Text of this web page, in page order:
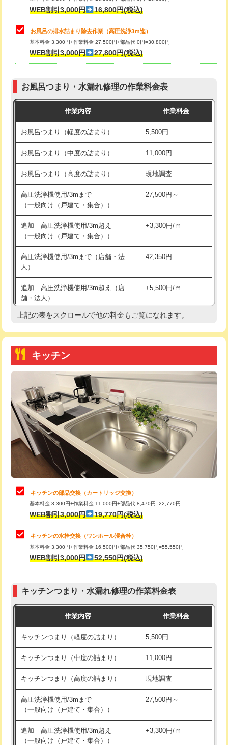
小便器トイレ脱着
その他部品の脱着 8,800円～
交換・取付（タンク）
交換・取付（普通便座） 11,000円+材料費
交換・取付（温水洗浄便座） 16,500円+材料費
交換・取付(単水栓（壁付・デッキ
式）)
13,200円+材料費
交換・取付(混合水栓（壁付・デッキ
式・ワンホール）)
16,500円+材料費
交換・取付(排水栓・排水トラップ
（P/S/ポップアップ））
22,000円+材料費
交換・取付（その他部品） 11,000円+材料費
持込商品取付（単水栓） 13,200円
持込商品取付（混合水栓）
持込商品取付（浄水器・分岐水栓） 16,500円
持込商品取付（温水洗浄便座） 22,000円
持込商品取付（普通便座⇔温水洗浄便
22,000円
給水管工事※（ホール加工)
給水管工事※（バンド止め) 3,300円
給水管工事※（支持金具設置) 5,500円
給水管工事※（保温材使用（バンド止
め込み）)
5,500円
給水管工事※（土の掘削・埋め戻し作
11,000円
給水管工事※（塩ビ管（VP・HI）使
用/3ｍまで)
給水管工事※（塩ビ管（VP・HI）使
用（追加）/3ｍ超え)
給水管工事※（ライニング鋼管・銅
管・ポリ管・HT管使用/3ｍまで)
44,000円
管・ポリ管・HT管使用/3ｍ超え)
排水管工事（土の掘削・埋め戻し作
11,000円~
排水管工事（排水管工事/3ｍまで） 55,000円
排水管工事（追加 排水管工事/3ｍ超
+11,000円
マス交換（深さ50㎝未満）
マス交換（深さ50㎝以上） 66,000円
WEB割引3,000円 16,800円(税込)
お風呂の排水詰まり除去作業（高圧洗浄3ｍ迄）
基本料金 3,300円+作業料金 27,500円+部品代 0円=30,800円
WEB割引3,000円 27,800円(税込)
お風呂つまり・水漏れ修理の作業料金表
作業内容 作業料金
お風呂つまり（軽度の詰まり） 5,500円
お風呂つまり（中度の詰まり） 11,000円
お風呂つまり（高度の詰まり） 現地調査
高圧洗浄機使用/3mまで
（一般向け（戸建て・集合））
27,500円～
追加 高圧洗浄機使用/3m超え
（一般向け（戸建て・集合））
+3,300円/ｍ
高圧洗浄機使用/3mまで（店舗・法
人）
42,350円
追加 高圧洗浄機使用/3m超え（店
舗・法人）
+5,500円/ｍ
高度高圧洗浄換 現地調査
トーラー機使用/3mまで
追加トーラー機使用/3m超え +3,300円
カメラ調査 33,000円
桝清掃 8,800円
止水・漏水調査・防水処理・清掃・修
理・調整・分解・加工など（軽作業）
11,000円
止水・漏水調査・防水処理・清掃・修
理・調整・分解・加工など（中作業）
22,000円
止水・漏水調査・防水処理・清掃・修
理・調整・分解・加工など（重作業）
33,000円
お風呂タンク脱着
その他部品の脱着
式・ワンホール）)
交換・取付(排水栓・排水トラップ
22,000円+材料費
持込商品取付（単水栓）
持込商品取付（混合水栓） 16,500円
上記の表をスクロールで他の料金もご覧になれます。
キッチン
キッチンの部品交換（カートリッジ交換）
基本料金 3,300円+作業料金 11,000円+部品代 8,470円=22,770円
WEB割引3,000円 19,770円(税込)
キッチンの水栓交換（ワンホール混合栓）
基本料金 3,300円+作業料金 16,500円+部品代 35,750円=55,550円
WEB割引3,000円 52,550円(税込)
キッチンつまり・水漏れ修理の作業料金表
作業内容 作業料金
キッチンつまり（軽度の詰まり） 5,500円
キッチンつまり（中度の詰まり） 11,000円
キッチンつまり（高度の詰まり） 現地調査
高圧洗浄機使用/3mまで
（一般向け（戸建て・集合））
27,500円～
追加 高圧洗浄機使用/3m超え
（一般向け（戸建て・集合））
+3,300円/ｍ